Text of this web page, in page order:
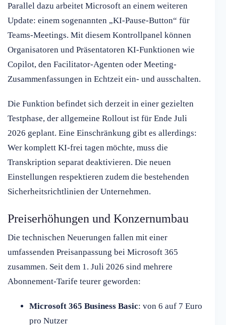
Parallel dazu arbeitet Microsoft an einem weiteren
Update: einem sogenannten „KI-Pause-Button“ für
Teams-Meetings. Mit diesem Kontrollpanel können
Organisatoren und Präsentatoren KI-Funktionen wie
Copilot, den Facilitator-Agenten oder Meeting-
Zusammenfassungen in Echtzeit ein- und ausschalten.
Die Funktion befindet sich derzeit in einer gezielten
Testphase, der allgemeine Rollout ist für Ende Juli
2026 geplant. Eine Einschränkung gibt es allerdings:
Wer komplett KI-frei tagen möchte, muss die
Transkription separat deaktivieren. Die neuen
Einstellungen respektieren zudem die bestehenden
Sicherheitsrichtlinien der Unternehmen.
Preiserhöhungen und Konzernumbau
Die technischen Neuerungen fallen mit einer
umfassenden Preisanpassung bei Microsoft 365
zusammen. Seit dem 1. Juli 2026 sind mehrere
Abonnement-Tarife teurer geworden:
Microsoft 365 Business Basic: von 6 auf 7 Euro
pro Nutzer